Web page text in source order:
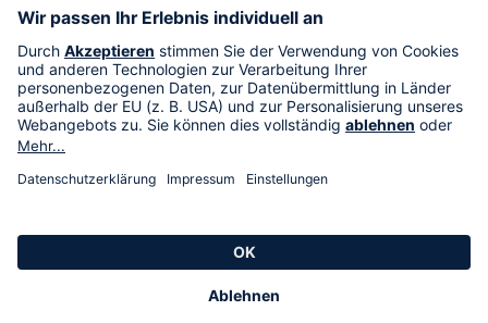
Im TV
HSE International